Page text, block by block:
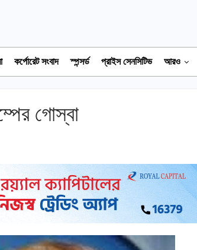
কর্পোরেট সংবাদ স্পন্সর্ড প্রাইস সেনসিটিভ আরও
গোস্বা